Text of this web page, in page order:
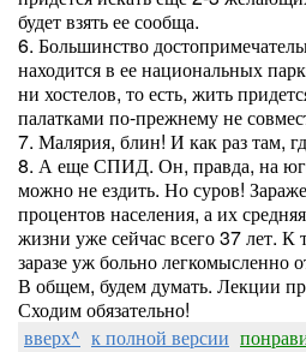
будет взять ее сообща.
6. Большинство
находится в ее национальных
ни хостелов, то есть, жить
палатками по-прежнему не
7. Малярия, блин! И как раз там,
8. А еще СПИД. Он, правда, на
можно не ездить. Но суров!
процентов населения, а их
жизни уже сейчас всего 37 лет. К
заразе уж больно легкомысленно
В общем, будем думать. Лекции
Сходим обязательно!
вверх^ к полной версии